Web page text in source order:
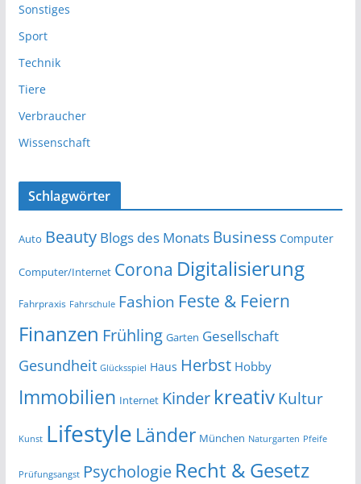
Sonstiges
Sport
Technik
Tiere
Verbraucher
Wissenschaft
Schlagwörter
Auto Beauty Blogs des Monats Business Computer
Computer/Internet Corona Digitalisierung
Fahrpraxis Fahrschule Fashion Feste & Feiern
Finanzen Frühling Garten Gesellschaft
Gesundheit Glücksspiel Haus Herbst Hobby
Immobilien Internet Kinder kreativKultur
Kunst Lifestyle Länder München Naturgarten Pfeife
Prüfungsangst Psychologie Recht & Gesetz